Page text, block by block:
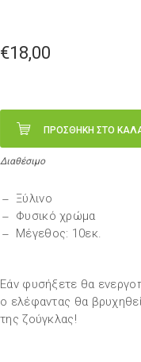
€18,00
ΠΡΟΣΘΗΚΗ ΣΤΟ
Διαθέσιμο
Ξύλινο
Φυσικό χρώμα
Μέγεθος: 10εκ.
Εάν φυσήξετε θα
ο ελέφαντας θα
της ζούγκλας!